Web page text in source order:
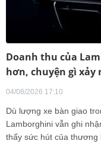
Doanh thu của
hơn, chuyện gì xảy
04/08/2026 17:10
Dù lượng xe bàn giao
Lamborghini vẫn ghi
thấy sức hút của thương